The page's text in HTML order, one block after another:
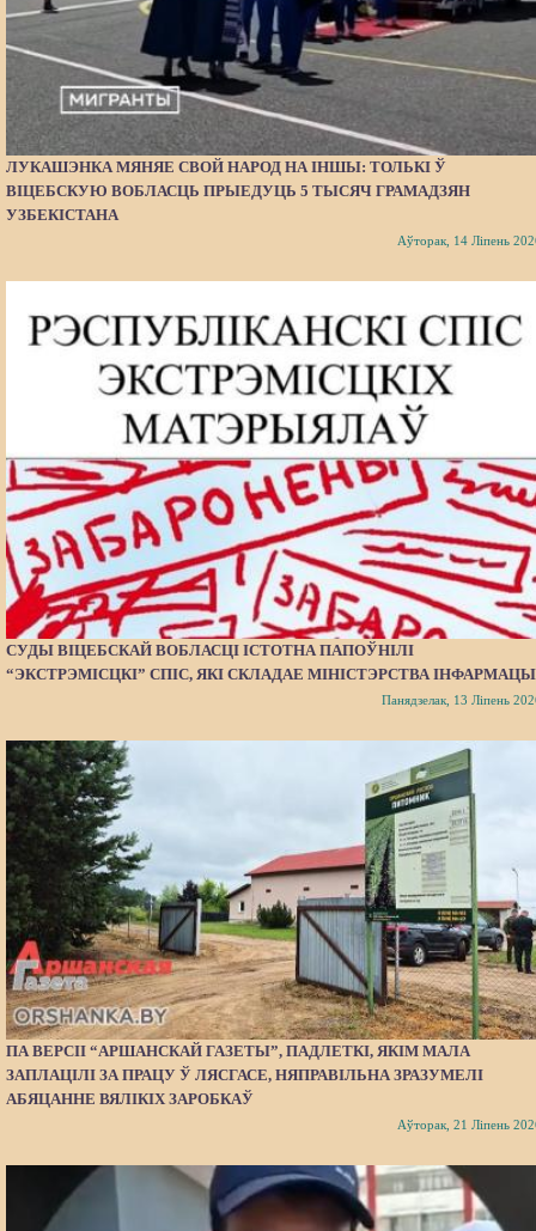
ЛУКАШЭНКА МЯНЯЕ СВОЙ НАРОД НА ІНШЫ: ТОЛЬКІ Ў
ВІЦЕБСКУЮ ВОБЛАСЦЬ ПРЫЕДУЦЬ 5 ТЫСЯЧ ГРАМАДЗЯН
УЗБЕКІСТАНА
Аўторак, 14 Ліпень
СУДЫ ВІЦЕБСКАЙ ВОБЛАСЦІ ІСТОТНА ПАПОЎНІЛІ
“ЭКСТРЭМІСЦКІ” СПІС, ЯКІ СКЛАДАЕ МІНІСТЭРСТВА
Панядзелак, 13 Ліпень
ПА ВЕРСІІ “АРШАНСКАЙ ГАЗЕТЫ”, ПАДЛЕТКІ, ЯКІМ МАЛА
ЗАПЛАЦІЛІ ЗА ПРАЦУ Ў ЛЯСГАСЕ, НЯПРАВІЛЬНА ЗРАЗУМЕЛІ
АБЯЦАННЕ ВЯЛІКІХ ЗАРОБКАЎ
Аўторак, 21 Ліпень